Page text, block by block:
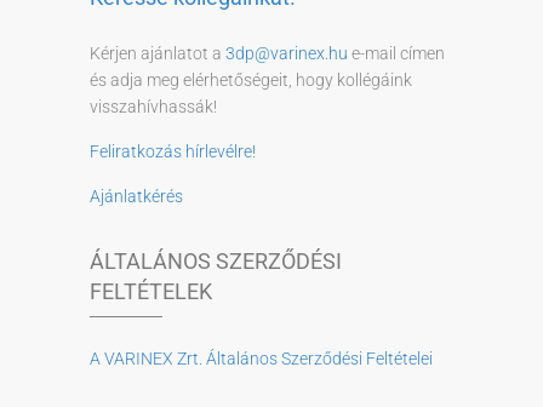
Kérjen ajánlatot a 3dp@varinex.hu e-mail címen
és adja meg elérhetőségeit, hogy kollégáink
visszahívhassák!
Feliratkozás hírlevélre!
Ajánlatkérés
ÁLTALÁNOS SZERZŐDÉSI
FELTÉTELEK
A VARINEX Zrt. Általános Szerződési Feltételei